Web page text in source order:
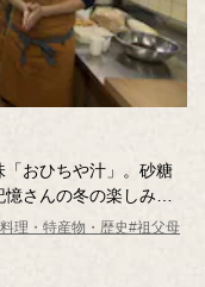
おひちや汁」。砂糖
さんの冬の楽しみだ
からは幻の味に……。
んの願いを叶えるた
理・特産物・歴史#祖父母